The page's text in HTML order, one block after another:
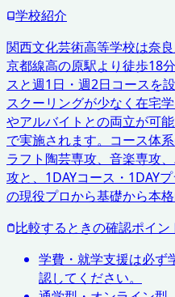
学校紹介
関西文化芸術高等学校は奈
京都線高の原駅より徒歩18
スと週1日・週2日コースを
スクーリングが少なく在宅
やアルバイトとの両立が可
で実施されます。コース体
ラフト陶芸専攻、音楽専攻
攻と、1DAYコース・1DAY
の現役プロから基礎から本
比較するときの確認ポイン
学費・就学支援は必ず
認してください。